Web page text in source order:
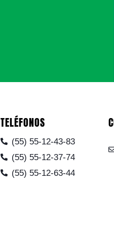
TELÉFONOS
(55) 55-12-43-83
(55) 55-12-37-74
(55) 55-12-63-44